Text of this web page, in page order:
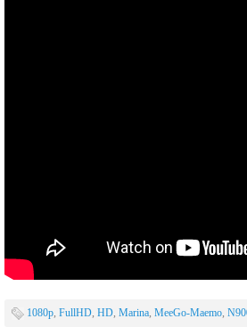
1080p, FullHD, HD, Marina, MeeGo-Maemo,